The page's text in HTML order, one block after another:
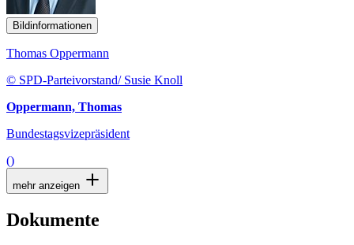
Bildinformationen
Thomas Oppermann
© SPD-Parteivorstand/ Susie Knoll
Oppermann, Thomas
Bundestagsvizepräsident
()
mehr anzeigen
Dokumente